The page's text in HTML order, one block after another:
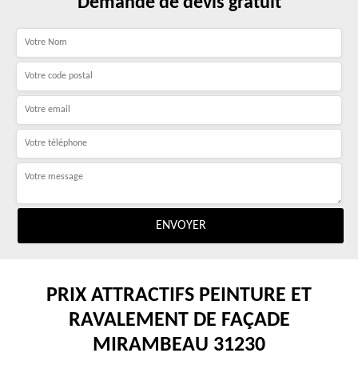
PRIX ATTRACTIFS PEINTURE ET
RAVALEMENT DE FAÇADE
MIRAMBEAU 31230